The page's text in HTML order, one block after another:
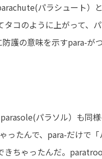
パラシュート）
タコのように上がって、
護の意味を示すpara-が
パラソル）も同
たんで、para-だけで
ちゃったんだ。